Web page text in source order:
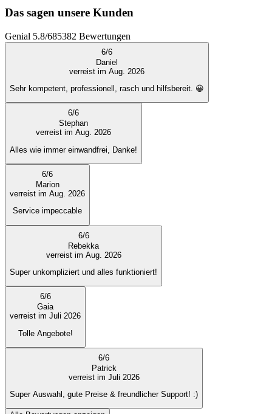
Das sagen unsere Kunden
Genial 5.8/685382 Bewertungen
6/6
Daniel
verreist im Aug. 2026
Sehr kompetent, professionell, rasch und hilfsbereit. 😀
6/6
Stephan
verreist im Aug. 2026
Alles wie immer einwandfrei, Danke!
6/6
Marion
verreist im Aug. 2026
Service impeccable
6/6
Rebekka
verreist im Aug. 2026
Super unkompliziert und alles funktioniert!
6/6
Gaia
verreist im Juli 2026
Tolle Angebote!
6/6
Patrick
verreist im Juli 2026
Super Auswahl, gute Preise & freundlicher Support! :)